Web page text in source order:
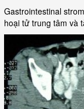
Gastrointestinal
hoại tử trung tâm và